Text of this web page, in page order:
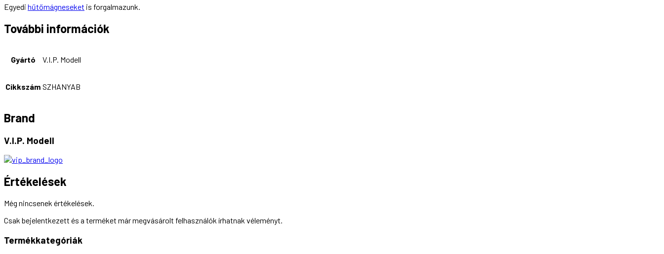
Egyedi hűtőmágneseket is forgalmazunk.
További információk
Gyártó V.I.P. Modell
Cikkszám SZHANYAB
Brand
V.I.P. Modell
Értékelések
Még nincsenek értékelések.
Csak bejelentkezett és a terméket már megvásárolt felhasználók írhatnak véleményt.
Termékkategóriák